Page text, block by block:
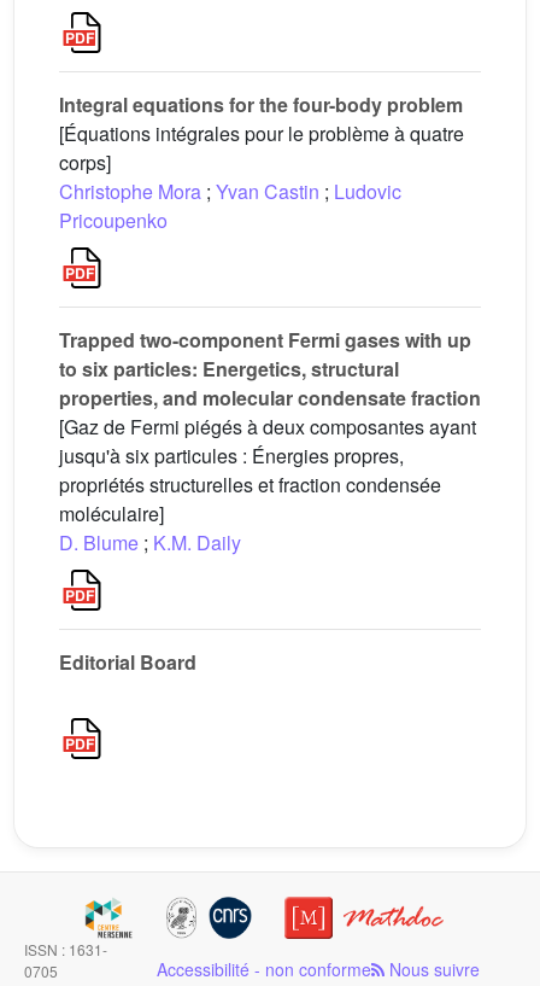
Integral equations for the four-body problem
[Équations intégrales pour le problème à quatre
corps]
Christophe Mora ; Yvan Castin ; Ludovic
Pricoupenko
Trapped two-component Fermi gases with up
to six particles: Energetics, structural
properties, and molecular condensate fraction
[Gaz de Fermi piégés à deux composantes ayant
jusqu'à six particules : Énergies propres,
propriétés structurelles et fraction condensée
moléculaire]
D. Blume ; K.M. Daily
Editorial Board
ISSN : 1631-
0705
Accessibilité - non conforme Nous suivre